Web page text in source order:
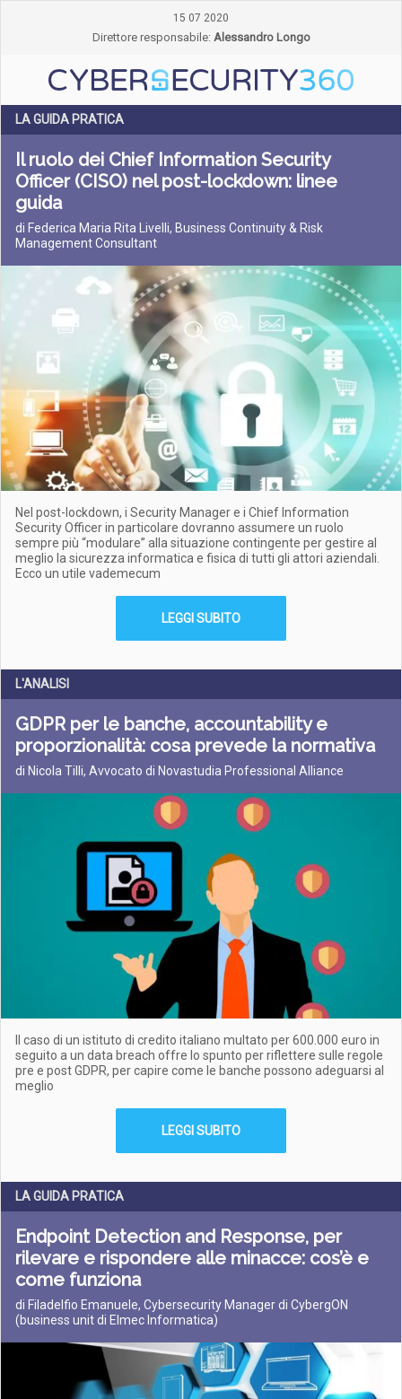
15 07 2020
Direttore responsabile: Alessandro Longo
LA GUIDA PRATICA
Il ruolo dei Chief Information Security
Officer (CISO) nel post-lockdown: linee
guida
di Federica Maria Rita Livelli, Business Continuity & Risk
Management Consultant
Nel post-lockdown, i Security Manager e i Chief Information
Security Officer in particolare dovranno assumere un ruolo
sempre più “modulare” alla situazione contingente per gestire al
meglio la sicurezza informatica e fisica di tutti gli attori aziendali.
Ecco un utile vademecum
LEGGI SUBITO
L'ANALISI
GDPR per le banche, accountability e
proporzionalità: cosa prevede la normativa
di Nicola Tilli, Avvocato di Novastudia Professional Alliance
Il caso di un istituto di credito italiano multato per 600.000 euro in
seguito a un data breach offre lo spunto per riflettere sulle regole
pre e post GDPR, per capire come le banche possono adeguarsi al
meglio
LEGGI SUBITO
LA GUIDA PRATICA
Endpoint Detection and Response, per
rilevare e rispondere alle minacce: cos’è e
come funziona
di Filadelfio Emanuele, Cybersecurity Manager di CybergON
(business unit di Elmec Informatica)